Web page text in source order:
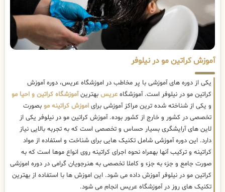
آموزش کراتین مو در نیلوفر
یکی از دوره های آموزشی با پر مخاطب در اموزشگاه عریس، دوره آموزش
کراتین مو در نیلوفر است. آموزشگاه عریس بهترینآموزشگاه کراتین و احیا مو
و یکی از شناخته شده ترین مراکز آموزشی برای اموزش کراتینه مو بصورت
تخصصی در کشور و خارج از کشور بوده. آموزش کراتین مو در نیلوفر یکی از
لاین های آرایشگری بسیار حساس و تخصصی است که به تجربه بالایی نیاز
دارد. این دوره آموزشی شامل تکنیک هایی برای شناخت و استفاده از مواد
کراتینه و ترکیب آنها بهمراه نحوه اجرای کراتینه روی انواع موها است که به
صورت جامع و جزء به جزء و کاملا تخصصی به هنرجویان گرامی در دوره اموزشی
کراتین مو در نیلوفر آموزش داده می شود. این اموزش ها با استفاده از بهترین
تکنیک های روز در آموزشگاه عریس انجام می شود.